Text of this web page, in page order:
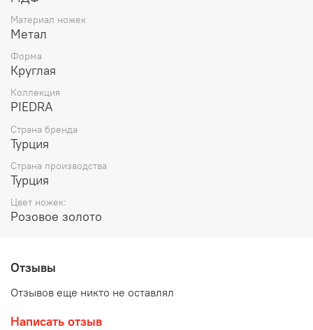
Материал ножек
Метал
Форма
Круглая
Коллекция
PIEDRA
Страна бренда
Турция
Страна производства
Турция
Цвет ножек:
Розовое золото
Отзывы
Отзывов еще никто не оставлял
Написать отзыв